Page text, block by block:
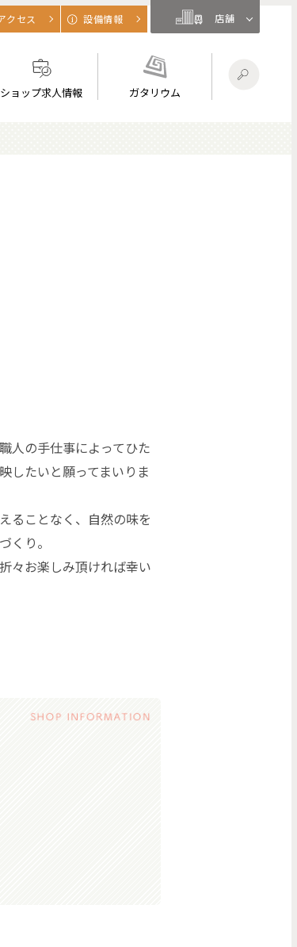
ショップ求人情報 ガタリウム
クセス 設備情報 店舗
人の手仕事によってひた
したいと願ってまいりま
ることなく、自然の味を
くり。
々お楽しみ頂ければ幸い